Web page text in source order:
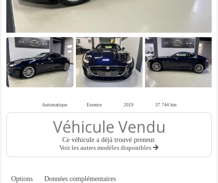
Automatique Essence 2019 37 744 km
Véhicule Vendu
Ce véhicule a déjà trouvé preneur.
Voir les autres modèles disponibles
Options Données complémentaires